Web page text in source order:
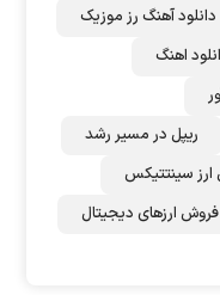
دانلود آهنگ رز‌ موزیک
اهنگ
ریپل در مسیر رشد
سینتتیکس
ارزهای دیجیتال